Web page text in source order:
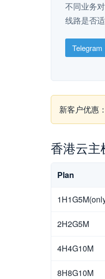
不同业务
线路是否适
Telegram
新客户优惠
香港云主
Plan
2H2G5M
4H4G10M
8H8G10M